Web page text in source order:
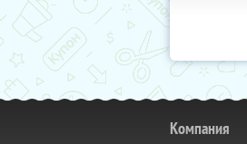
Компания